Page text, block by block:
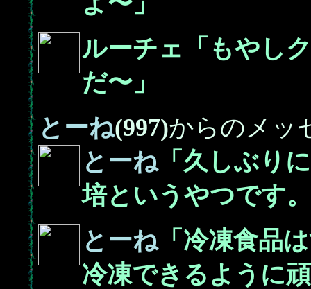
ルーチェ「もやし
だ〜」
とーね(997)からのメッ
とーね「久しぶり
培というやつです
とーね「冷凍食品
冷凍できるように